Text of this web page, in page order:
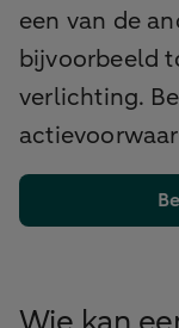
een van de
bijvoorbeeld
verlichting.